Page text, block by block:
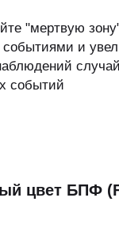
"мертвую
событиями и
событий
цвет БПФ